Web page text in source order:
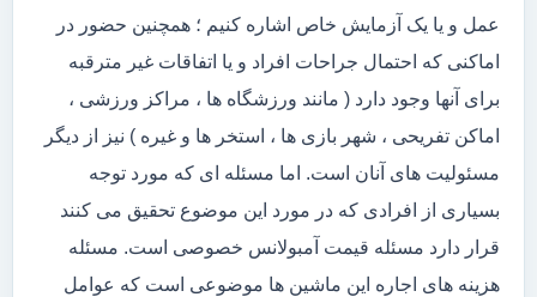
عمل و یا یک آزمایش خاص اشاره کنیم ؛ همچنین حضور در
اماکنی که احتمال جراحات افراد و یا اتفاقات غیر مترقبه
برای آنها وجود دارد ( مانند ورزشگاه ها ، مراکز ورزشی ،
اماکن تفریحی ، شهر بازی ها ، استخر ها و غیره ) نیز از دیگر
مسئولیت های آنان است. اما مسئله ای که مورد توجه
بسیاری از افرادی که در مورد این موضوع تحقیق می کنند
قرار دارد مسئله قیمت آمبولانس خصوصی است. مسئله
هزینه های اجاره این ماشین ها موضوعی است که عوامل